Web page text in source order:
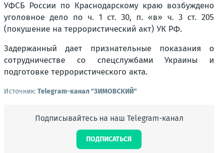
УФСБ России по Краснодарскому краю возбуждено
уголовное дело по ч. 1 ст. 30, п. «в» ч. 3 ст. 205
(покушение на террористический акт) УК РФ.
Задержанный дает признательные показания о
сотрудничестве со спецслужбами Украины и
подготовке террористического акта.
Источник: Telegram-канал "ЗИМОВСКИЙ"
Подписывайтесь на наш Telegram-канал
ПОДПИСАТЬСЯ